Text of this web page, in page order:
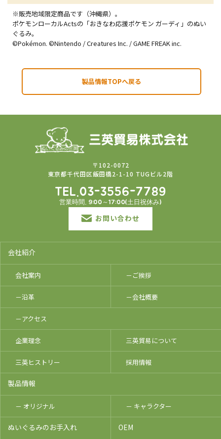
※販売地域限定商品です（沖縄県）。
ポケモンローカルActsの「おきなわ応援ポケモン ガーディ」のぬい
ぐるみ。
©Pokémon. ©Nintendo / Creatures Inc. / GAME FREAK inc.
製品情報TOPへ戻る
〒102-0072
東京都千代田区飯田橋2-1-10 TUGビル2階
TEL.03-3556-7789
営業時間. 9:00～17:00(土日祝休み)
お問い合わせ
会社紹介
会社案内 －ご挨拶
－沿革 －会社概要
－アクセス
企業理念 三英貿易について
三英ヒストリー 採用情報
製品情報
－ オリジナル － キャラクター
ぬいぐるみのお手入れ OEM